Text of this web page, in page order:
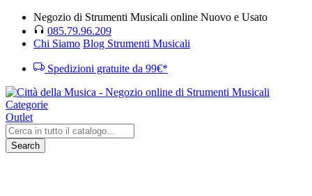
Negozio di Strumenti Musicali online Nuovo e Usato
085.79.96.209
Chi Siamo Blog Strumenti Musicali
Spedizioni gratuite da 99€*
Categorie
Outlet
Search